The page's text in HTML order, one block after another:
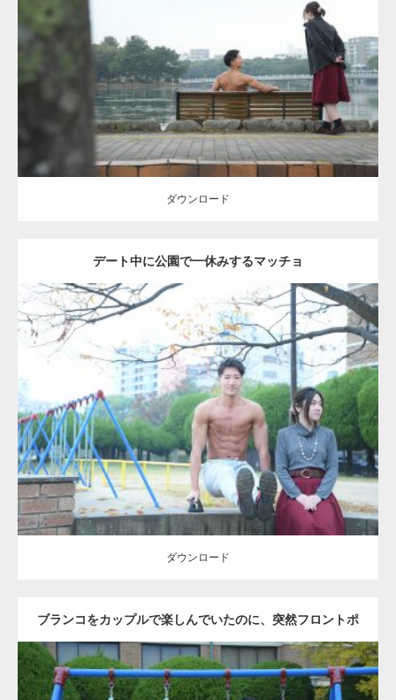
公園のマッチョ AKIHITO(細マッチョ) 背中
ダウンロード
ダウンロード
デート中に公園で一休みするマッチョ
Update:2021.07.6
Category:公園のマッチョ その他 AKIHITO(細マッチョ) 腹筋
ダウンロード
ダウンロード
ブランコをカップルで楽しんでいたのに、突然フロントポ
ーズをするマッチョ